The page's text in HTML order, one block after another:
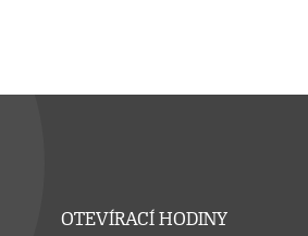
OTEVÍRACÍ HODINY